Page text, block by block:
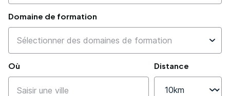
Domaine de formation
Où Distance